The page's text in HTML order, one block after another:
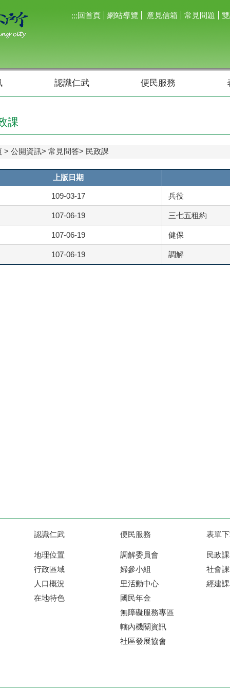
:::回首頁 網站導覽 意見信箱 常見問題
認識仁武 便民服務
課
公開資訊 常見問答 民政課
上版日期
109-03-17 兵役
107-06-19 三七五租約
107-06-19 健保
107-06-19 調解
認識仁武
地理位置
行政區域
人口概況
在地特色
便民服務
調解委員會
婦參小組
里活動中心
國民年金
無障礙服務專區
轄內機關資訊
社區發展協會
表單
民政
社會
經建